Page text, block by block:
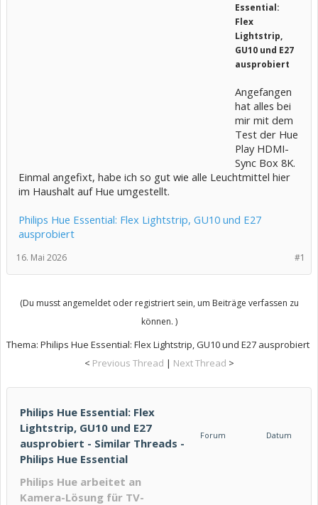
Essential:
Flex
Lightstrip,
GU10 und E27
ausprobiert
Angefangen
hat alles bei
mir mit dem
Test der Hue
Play HDMI-
Sync Box 8K.
Einmal angefixt, habe ich so gut wie alle Leuchtmittel hier
im Haushalt auf Hue umgestellt.
Philips Hue Essential: Flex Lightstrip, GU10 und E27
ausprobiert
#1
16. Mai 2026
(Du musst angemeldet oder registriert sein, um Beiträge verfassen zu
können. )
Thema: Philips Hue Essential: Flex Lightstrip, GU10 und E27 ausprobiert
< Previous Thread | Next Thread >
Philips Hue Essential: Flex
Lightstrip, GU10 und E27
ausprobiert - Similar Threads -
Philips Hue Essential
Forum Datum
Philips Hue arbeitet an
Kamera-Lösung für TV-